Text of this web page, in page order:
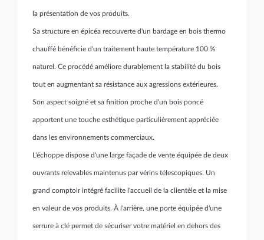
la présentation de vos produits.
Sa structure en épicéa recouverte d'un bardage en bois thermo
chauffé bénéficie d'un traitement haute température 100 %
naturel. Ce procédé améliore durablement la stabilité du bois
tout en augmentant sa résistance aux agressions extérieures.
Son aspect soigné et sa finition proche d'un bois poncé
apportent une touche esthétique particulièrement appréciée
dans les environnements commerciaux.
L'échoppe dispose d'une large façade de vente équipée de deux
ouvrants relevables maintenus par vérins télescopiques. Un
grand comptoir intégré facilite l'accueil de la clientèle et la mise
en valeur de vos produits. À l'arrière, une porte équipée d'une
serrure à clé permet de sécuriser votre matériel en dehors des